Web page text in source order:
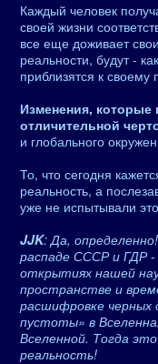
Каждый человек
своей жизни
все еще доживает
реальности, будут -
приблизятся к своему
Изменения, которые
отличительной
и глобального
То, что сегодня
реальность, а
уже не испытывали
JJK: Да,
распаде СССР и ГДР
открытиях нашей
пространстве и
расшифровке черных
пустоты» в
Вселенной. Тогда
реальность!